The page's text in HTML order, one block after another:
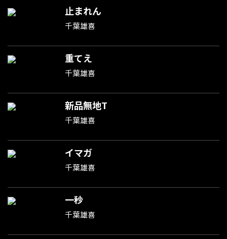
止まれん
千葉雄喜
重てえ
千葉雄喜
新品無地T
千葉雄喜
イマガ
千葉雄喜
一秒
千葉雄喜